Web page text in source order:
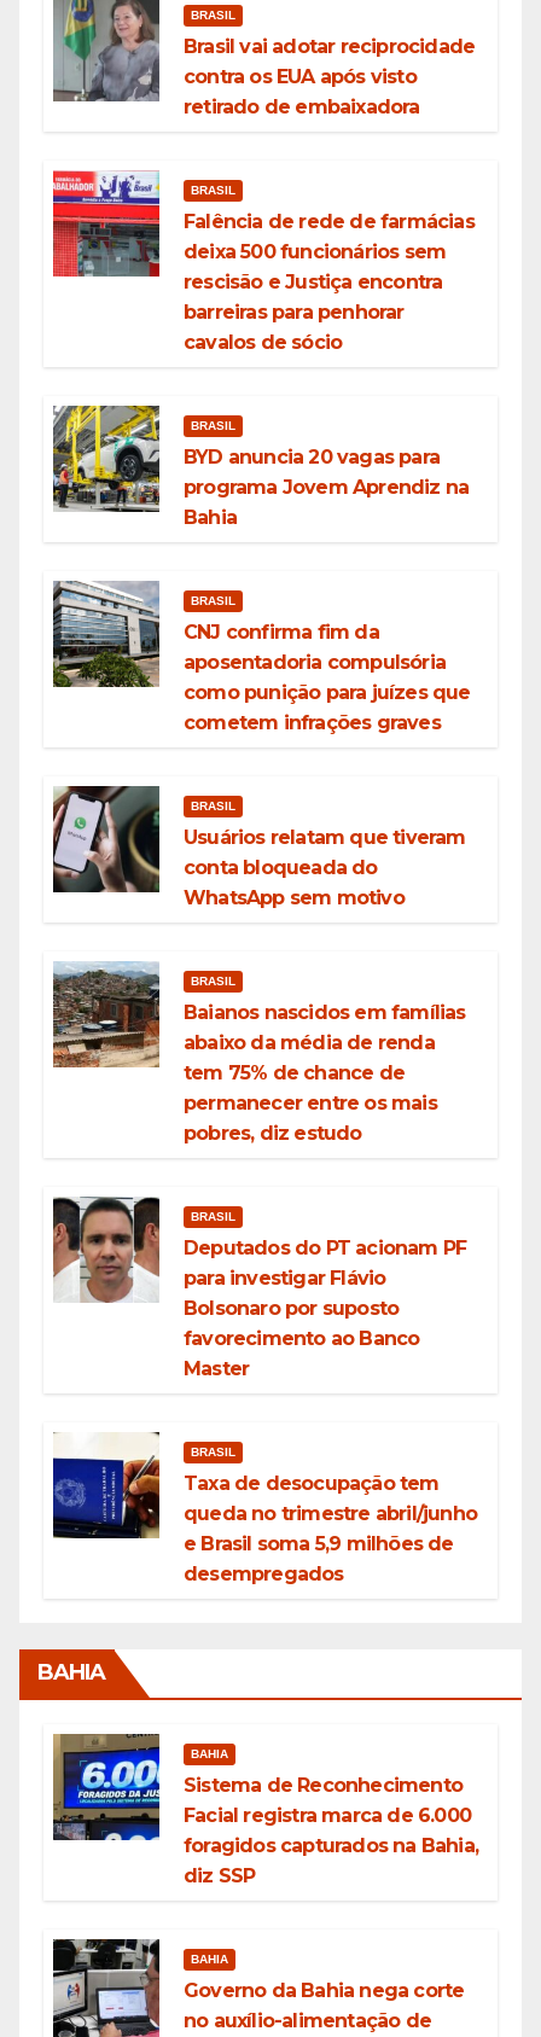
BRASIL
Brasil vai adotar reciprocidade
contra os EUA após visto
retirado de embaixadora
BRASIL
Falência de rede de farmácias
deixa 500 funcionários sem
rescisão e Justiça encontra
barreiras para penhorar
cavalos de sócio
BRASIL
BYD anuncia 20 vagas para
programa Jovem Aprendiz na
Bahia
BRASIL
CNJ confirma fim da
aposentadoria compulsória
como punição para juízes que
cometem infrações graves
BRASIL
Usuários relatam que tiveram
conta bloqueada do
WhatsApp sem motivo
BRASIL
Baianos nascidos em famílias
abaixo da média de renda
tem 75% de chance de
permanecer entre os mais
pobres, diz estudo
BRASIL
Deputados do PT acionam PF
para investigar Flávio
Bolsonaro por suposto
favorecimento ao Banco
Master
BRASIL
Taxa de desocupação tem
queda no trimestre abril/junho
e Brasil soma 5,9 milhões de
desempregados
BAHIA
BAHIA
Sistema de Reconhecimento
Facial registra marca de 6.000
foragidos capturados na Bahia,
diz SSP
BAHIA
Governo da Bahia nega corte
no auxílio-alimentação de